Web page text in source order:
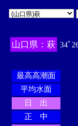
山口県：萩 34ﾟ
最高高潮面
平均水面
日 出
正 中